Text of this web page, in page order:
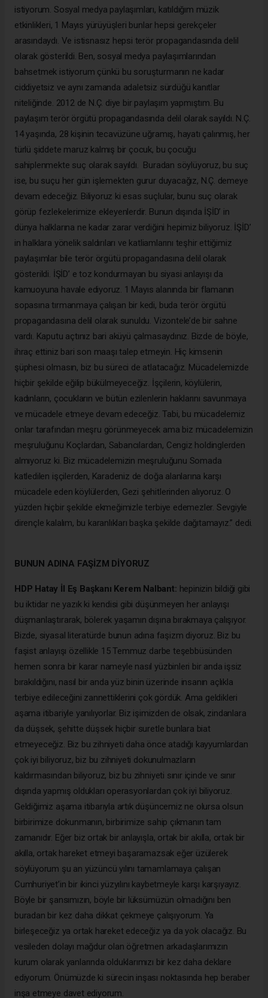
istiyorum. Sosyal medya paylaşımları, katıldığım müzik
etkinlikleri, 1 Mayıs yürüyüşleri bunlar hepsi gerekçeler
arasındaydı. Ve istisnasız hepsi terör propagandasında delil
olarak gösterildi. Ben, sosyal medya paylaşımlarından
bahsetmek istiyorum çünkü bu soruşturmanın ne kadar
ciddiyetsiz ve aynı zamanda adaletsiz sürdüğü kanıtlar
niteliğinde. 2012 de N.Ç. diye bir paylaşım yapmıştım. Bu
paylaşım terör örgütü propagandasında delil olarak sayıldı. N.Ç.
14 yaşında, 28 kişinin tecavüzüne uğramış, hayatı çalınmış, her
türlü şiddete maruz kalmış bir çocuk, bu çocuğu
sahiplenmekte suç olarak sayıldı. Buradan söylüyoruz, bu suç
ise, bu suçu her gün işlemekten gurur duyacağız, N.Ç. demeye
devam edeceğiz. Biliyoruz ki esas suçlular, bunu suç olarak
görüp fezlekelerimize ekleyenlerdir. Bunun dışında İŞİD’ in
dünya halklarına ne kadar zarar verdiğini hepimiz biliyoruz. İŞİD’
in halklara yönelik saldırıları ve katliamlarını teşhir ettiğimiz
paylaşımlar bile terör örgütü propagandasına delil olarak
gösterildi. İŞİD’ e toz kondurmayan bu siyasi anlayışı da
kamuoyuna havale ediyoruz. 1 Mayıs alanında bir flamanın
sopasına tırmanmaya çalışan bir kedi, buda terör örgütü
propagandasına delil olarak sunuldu. Vizontele’de bir sahne
vardı. Kaputu açtınız bari aküyü çalmasaydınız. Bizde de böyle,
ihraç ettiniz bari son maaşı talep etmeyin. Hiç kimsenin
şüphesi olmasın, biz bu süreci de atlatacağız. Mücadelemizde
hiçbir şekilde eğilip bükülmeyeceğiz. İşçilerin, köylülerin,
kadınların, çocukların ve bütün ezilenlerin haklarını savunmaya
ve mücadele etmeye devam edeceğiz. Tabi, bu mücadelemiz
onlar tarafından meşru görünmeyecek ama biz mücadelemizin
meşruluğunu Koçlardan, Sabancılardan, Cengiz holdinglerden
almıyoruz ki. Biz mücadelemizin meşruluğunu Somada
katledilen işçilerden, Karadeniz de doğa alanlarına karşı
mücadele eden köylülerden, Gezi şehitlerinden alıyoruz. O
yüzden hiçbir şekilde ekmeğimizle terbiye edemezler. Sevgiyle
dirençle kalalım, bu karanlıkları başka şekilde dağıtamayız.” dedi.
BUNUN ADINA FAŞİZM DİYORUZ
HDP Hatay İl Eş Başkanı Kerem Nalbant: hepinizin bildiği gibi
bu iktidar ne yazık ki kendisi gibi düşünmeyen her anlayışı
düşmanlaştırarak, bölerek yaşamın dışına bırakmaya çalışıyor.
Bizde, siyasal literatürde bunun adına faşizm diyoruz. Biz bu
faşist anlayışı özellikle 15 Temmuz darbe teşebbüsünden
hemen sonra bir karar nameyle nasıl yüzbinleri bir anda işsiz
bırakıldığını, nasıl bir anda yüz binin üzerinde insanın açlıkla
terbiye edileceğini zannettiklerini çok gördük. Ama geldikleri
aşama itibariyle yanılıyorlar. Biz işimizden de olsak, zindanlara
da düşsek, şehitte düşsek hiçbir suretle bunlara biat
etmeyeceğiz. Biz bu zihniyeti daha önce atadığı kayyumlardan
çok iyi biliyoruz, biz bu zihniyeti dokunulmazların
kaldırmasından biliyoruz, biz bu zihniyeti sınır içinde ve sınır
dışında yapmış oldukları operasyonlardan çok iyi biliyoruz.
Geldiğimiz aşama itibarıyla artık düşüncemiz ne olursa olsun
birbirimize dokunmanın, birbirimize sahip çıkmanın tam
zamanıdır. Eğer biz ortak bir anlayışla, ortak bir akılla, ortak bir
akılla, ortak hareket etmeyi başaramazsak eğer üzülerek
söylüyorum şu an yüzüncü yılını tamamlamaya çalışan
Cumhuriyet’in bir ikinci yüzyılını kaybetmeyle karşı karşıyayız.
Böyle bir şansımızın, böyle bir lüksümüzün olmadığını ben
buradan bir kez daha dikkat çekmeye çalışıyorum. Ya
birleşeceğiz ya ortak hareket edeceğiz ya da yok olacağız. Bu
vesileden dolayı mağdur olan öğretmen arkadaşlarımızın
kurum olarak yanlarında olduklarımızı bir kez daha deklare
ediyorum. Önümüzde ki sürecin inşası noktasında hep beraber
inşa etmeye davet ediyorum.